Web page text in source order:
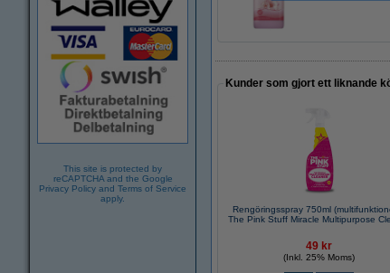
This site is protected by
reCAPTCHA and the Google
Privacy Policy and Terms of Service
apply.
Kunder som gjort ett liknande
Rengöringsspray 750ml
The Pink Stuff Miracle Multipurpose
49 kr
(Inkl. 25% Moms)